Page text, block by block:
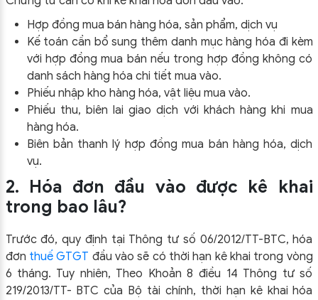
Hợp đồng mua bán hàng hóa, sản phẩm, dịch vụ
Kế toán cần bổ sung thêm danh mục hàng hóa đi kèm
với hợp đồng mua bán nếu trong hợp đồng không có
danh sách hàng hóa chi tiết mua vào.
Phiếu nhập kho hàng hóa, vật liệu mua vào.
Phiếu thu, biên lai giao dịch với khách hàng khi mua
hàng hóa.
Biên bản thanh lý hợp đồng mua bán hàng hóa, dịch
vụ.
2. Hóa đơn đầu vào được kê khai
trong bao lâu?
Trước đó, quy định tại Thông tư số 06/2012/TT-BTC, hóa
đơn thuế GTGT đầu vào sẽ có thời hạn kê khai trong vòng
6 tháng. Tuy nhiên, Theo Khoản 8 điều 14 Thông tư số
219/2013/TT- BTC của Bộ tài chính, thời hạn kê khai hóa